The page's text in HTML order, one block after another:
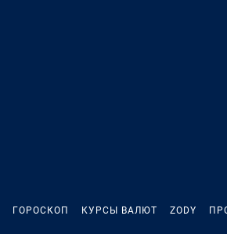
ГОРОСКОП КУРСЫ ВАЛЮТ ZODY